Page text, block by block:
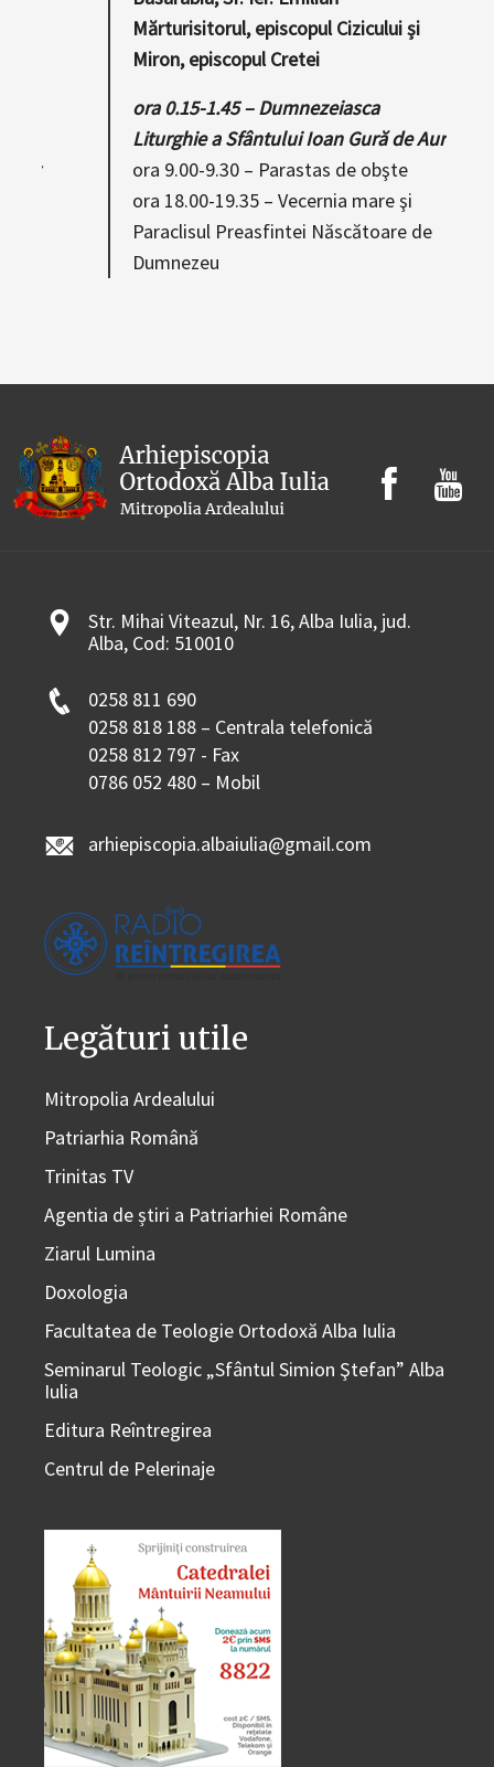
Mărturisitorul, episcopul Cizicului și
Miron, episcopul Cretei
ora 0.15-1.45 – Dumnezeiasca
Liturghie a Sfântului Ioan Gură de Aur
ora 9.00-9.30 – Parastas de obşte
ora 18.00-19.35 – Vecernia mare şi
Paraclisul Preasfintei Născătoare de
Dumnezeu
Str. Mihai Viteazul, Nr. 16, Alba Iulia, jud.
Alba, Cod: 510010
0258 811 690
0258 818 188 – Centrala telefonică
0258 812 797 - Fax
0786 052 480 – Mobil
arhiepiscopia.albaiulia@gmail.com
Legături utile
Mitropolia Ardealului
Patriarhia Română
Trinitas TV
Agentia de știri a Patriarhiei Române
Ziarul Lumina
Doxologia
Facultatea de Teologie Ortodoxă Alba Iulia
Seminarul Teologic „Sfântul Simion Ştefan” Alba
Iulia
Editura Reîntregirea
Centrul de Pelerinaje